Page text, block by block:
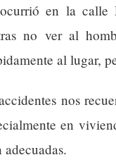
en la calle
no ver al
al lugar,
nos
en